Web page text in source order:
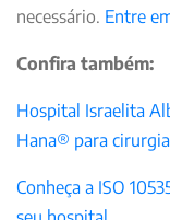
necessário. Entre
Confira também:
Hospital Israelita
Hana® para
Conheça a ISO